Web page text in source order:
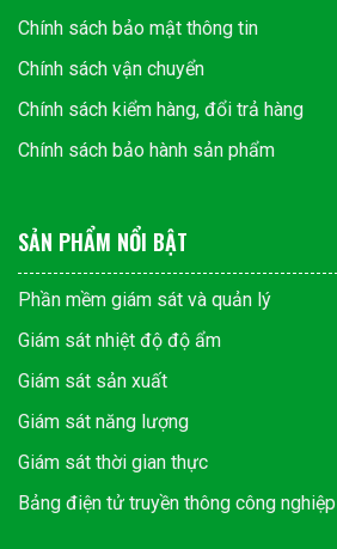
Chính sách bảo mật thông tin
Chính sách vận chuyển
Chính sách kiểm hàng, đổi trả hàng
Chính sách bảo hành sản phẩm
SẢN PHẨM NỔI BẬT
Phần mềm giám sát và quản lý
Giám sát nhiệt độ độ ẩm
Giám sát sản xuất
Giám sát năng lượng
Giám sát thời gian thực
Bảng điện tử truyền thông công nghiệp